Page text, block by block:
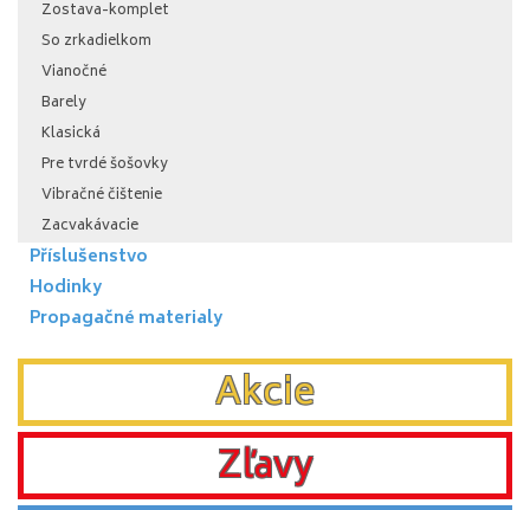
Zostava-komplet
So zrkadielkom
Vianočné
Barely
Klasická
Pre tvrdé šošovky
Vibračné čištenie
Zacvakávacie
Příslušenstvo
Hodinky
Propagačné materialy
Akcie
Zľavy